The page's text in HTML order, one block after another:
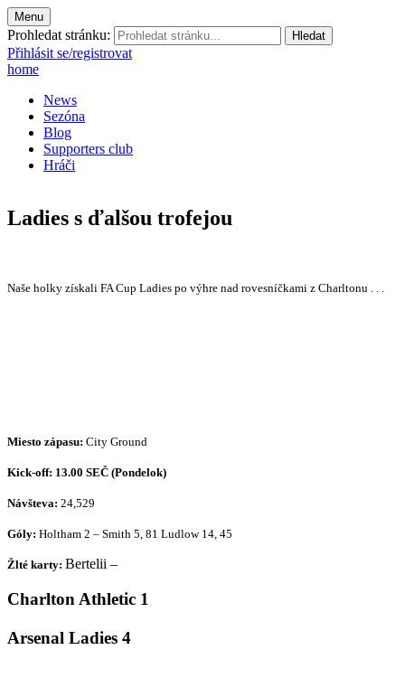
Menu
Prohledat stránku:
Přihlásit se/registrovat
home
News
Sezóna
Blog
Supporters club
Hráči
Ladies s ďalšou trofejou
Naše holky získali FA Cup Ladies po výhre nad rovesníčkami z Charltonu . . .
Miesto zápasu: City Ground
Kick-off: 13.00 SEČ (Pondelok)
Návšteva: 24,529
Góly: Holtham 2 – Smith 5, 81 Ludlow 14, 45
Žlté karty: Bertelii –
Charlton Athletic 1
Arsenal Ladies 4